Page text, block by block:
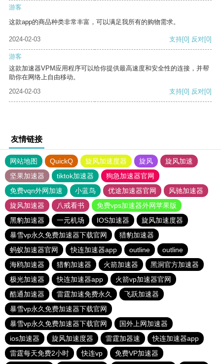
游客
这款app的商品种类非常丰富，可以满足我所有的购物需求。
2024-02-03 支持[0] 反对[0]
游客
这款加速器VPM应用程序可以给你提供最高速度和安全性的连接，并帮
助你在网络上自由移动。
2024-02-03
支持[0] 反对[0]
友情链接
网站地图 QuickQ 旋风加速度器 旋风
旋风加速
坚果加速器
tiktok加速器
狗急加速器官网
免费vqn外网加速
小蓝鸟 优途加速器官网
风驰加速器
旋风加速器
八戒看书
免费vps加速器外网苹果版
黑豹加速器
一元机场 IOS加速器
旋风加速度器
暴雪vp永久免费加速器下载官网
猎豹加速器
蚂蚁加速器官网
快连加速器app outline
outline
海鸥加速器
猎豹加速器 火箭加速器
黑洞官方加速器
极光加速器
快连加速器app
火箭vp加速器官网
酷通加速器
雷霆加速免费永久
飞跃加速器
暴雪vp永久免费加速器下载官网
暴雪vp永久免费加速器下载官网
国外上网加速器
ios加速器
旋风加速度器 雷霆加器速
快连加速器app
雷霆每天免费2小时
快连vp 免费VP加速器